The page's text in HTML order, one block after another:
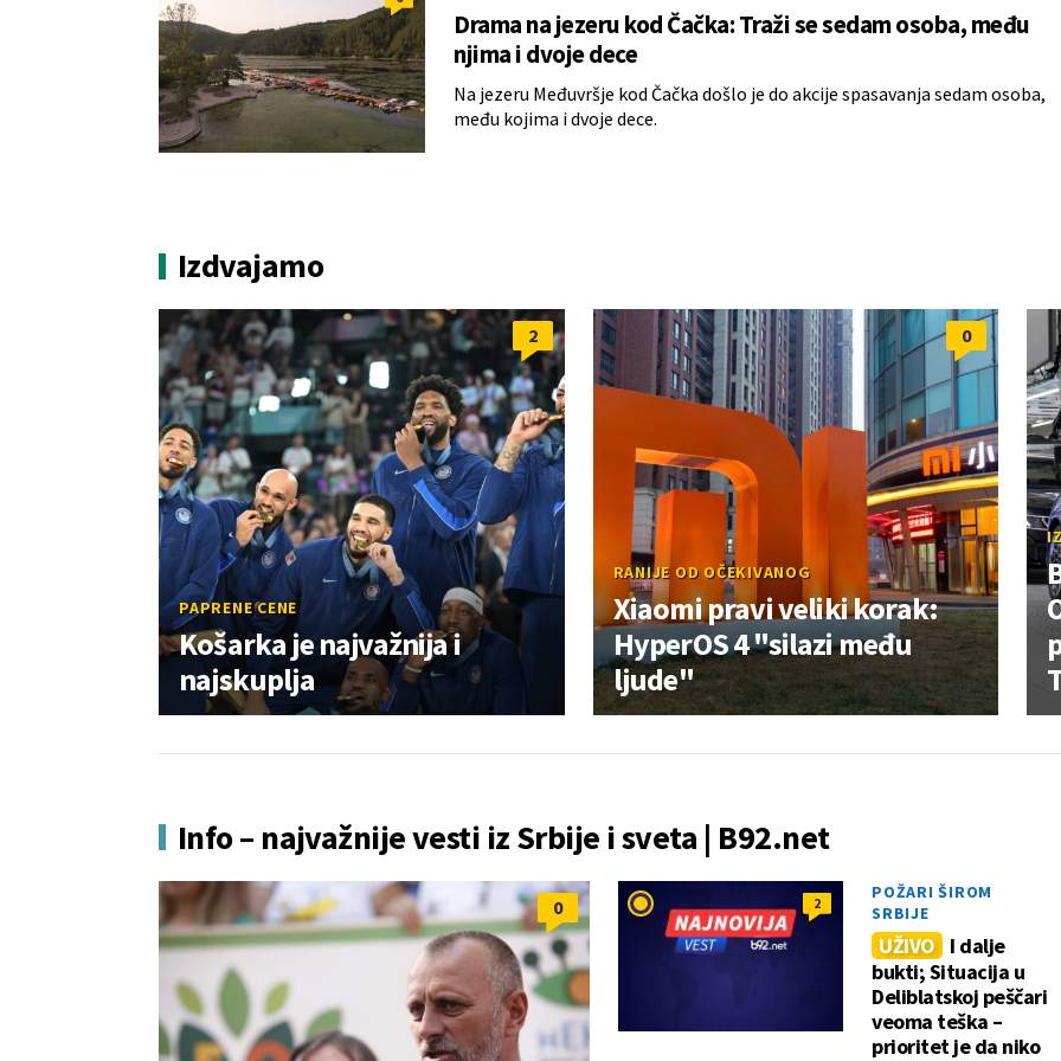
Drama na jezeru kod Čačka: Traži se sedam osoba, među
njima i dvoje dece
Na jezeru Međuvršje kod Čačka došlo je do akcije spasavanja sedam osoba,
među kojima i dvoje dece.
Izdvajamo
2
PAPRENE CENE
Košarka je najvažnija i
najskuplja
0
RANIJE OD OČEKIVANOG
Xiaomi pravi veliki korak:
HyperOS 4 "silazi među
ljude"
Info – najvažnije vesti iz Srbije i sveta | B92.net
0 2
POŽARI ŠIROM
SRBIJE
UŽIVO I dalje
bukti; Situacija u
Deliblatskoj peščari
veoma teška –
prioritet je da niko